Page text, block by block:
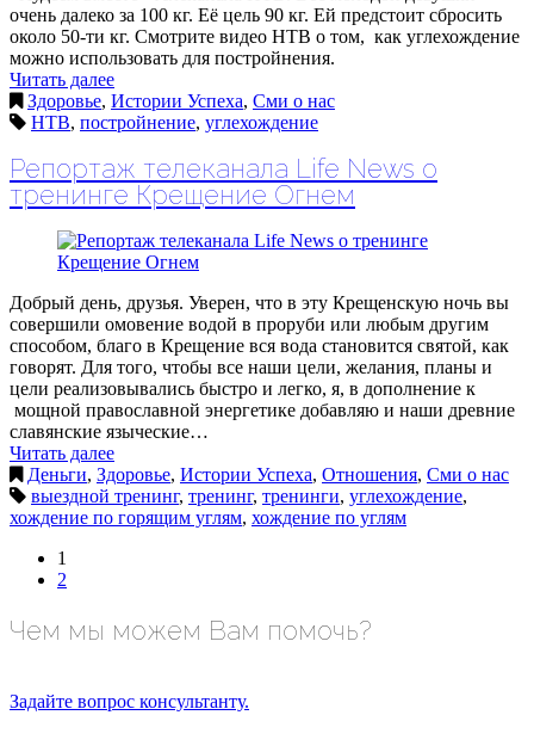
очень далеко за 100 кг. Её цель 90 кг. Ей предстоит сбросить
около 50-ти кг. Смотрите видео НТВ о том, как углехождение
можно использовать для постройнения.
Читать далее
Здоровье, Истории Успеха, Сми о нас
НТВ, постройнение, углехождение
Репортаж телеканала Life News о
тренинге Крещение Огнем
Добрый день, друзья. Уверен, что в эту Крещенскую ночь вы
совершили омовение водой в проруби или любым другим
способом, благо в Крещение вся вода становится святой, как
говорят. Для того, чтобы все наши цели, желания, планы и
цели реализовывались быстро и легко, я, в дополнение к
мощной православной энергетике добавляю и наши древние
славянские языческие…
Читать далее
Деньги, Здоровье, Истории Успеха, Отношения, Сми о нас
выездной тренинг, тренинг, тренинги, углехождение,
хождение по горящим углям, хождение по углям
1
2
Чем мы можем Вам помочь?
Задайте вопрос консультанту.